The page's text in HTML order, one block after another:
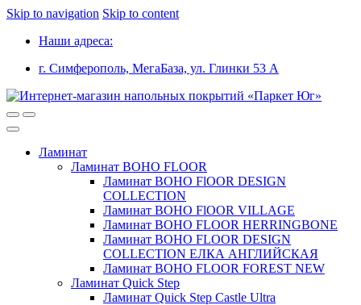
Skip to navigation Skip to content
Наши адреса:
г. Симферополь, МегаБаза, ул. Глинки 53 А
Ламинат
Ламинат BOHO FLOOR
Ламинат BOHO FlOOR DESIGN
COLLECTION
Ламинат BOHO FlOOR VILLAGE
Ламинат BOHO FLOOR HERRINGBONE
Ламинат BOHO FLOOR DESIGN
COLLECTION ЕЛКА АНГЛИЙСКАЯ
Ламинат BOHO FLOOR FOREST NEW
Ламинат Quick Step
Ламинат Quick Step Castle Ultra